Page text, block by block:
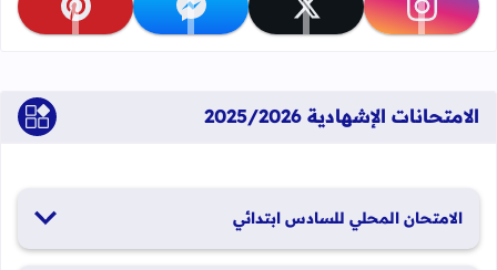
تابعنا على instagram تابعنا على x تابعنا على messenger تابعنا على pinterest
الامتحانات الإشهادية 2025/2026
الامتحان المحلي للسادس ابتدائي